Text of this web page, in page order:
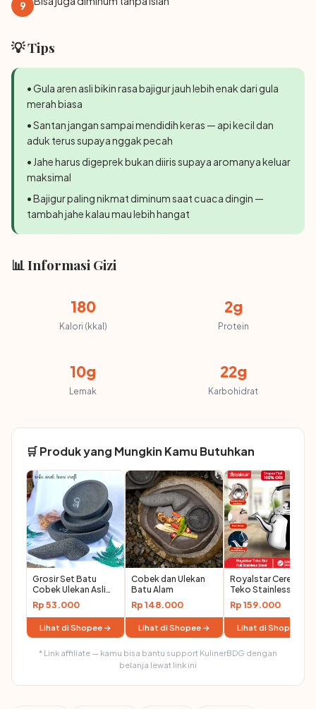
9
💡 Tips
• Gula aren asli bikin rasa bajigur jauh lebih enak dari gula
merah biasa
• Santan jangan sampai mendidih keras — api kecil dan
aduk terus supaya nggak pecah
• Jahe harus digeprek bukan diiris supaya aromanya keluar
maksimal
• Bajigur paling nikmat diminum saat cuaca dingin —
tambah jahe kalau mau lebih hangat
📊 Informasi Gizi
180
Kalori (kkal)
2g
Protein
10g
Lemak
22g
Karbohidrat
🛒 Produk yang Mungkin Kamu Butuhkan
Grosir Set Batu
Cobek Ulekan Asli
20-25cm
Rp 53.000
Lihat di Shopee →
Cobek dan Ulekan
Batu Alam
Rp 148.000
Lihat di Shopee →
Royalstar Ceret
Teko Stainless Bunyi
Siul Anti Karat Ceret
Bunyi Untuk Masak
Rp 159.000
Lihat di Shopee →
* Link affiliate — kamu bisa bantu support KulinerBDG dengan
belanja lewat link ini